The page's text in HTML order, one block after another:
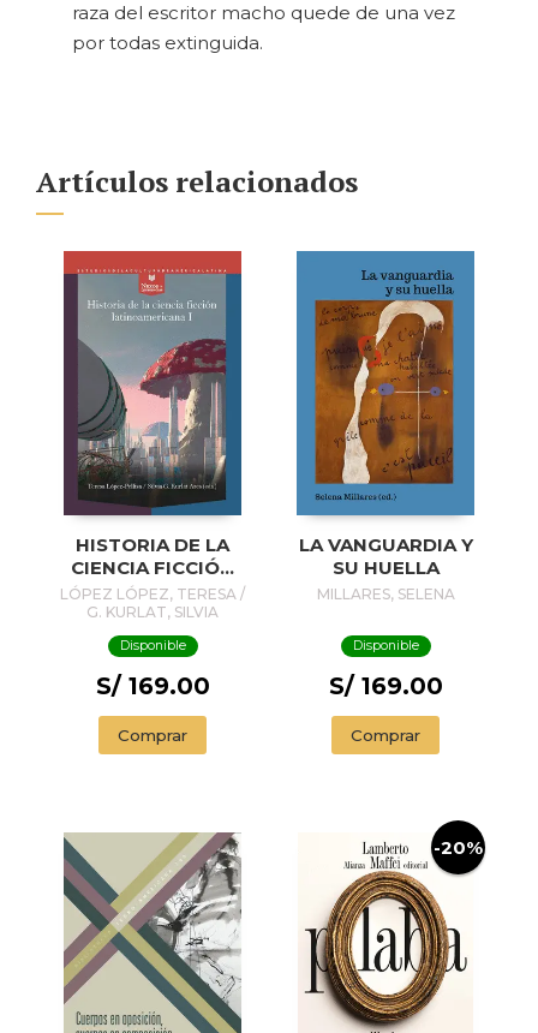
raza del escritor macho quede de una vez
por todas extinguida.
Artículos relacionados
HISTORIA DE LA
CIENCIA FICCIÓN
LATINOAMERICANA
I
LÓPEZ LÓPEZ, TERESA /
G. KURLAT, SILVIA
Disponible
S/ 169.00
Comprar
LA VANGUARDIA Y
SU HUELLA
MILLARES, SELENA
Disponible
S/ 169.00
Comprar
-20%